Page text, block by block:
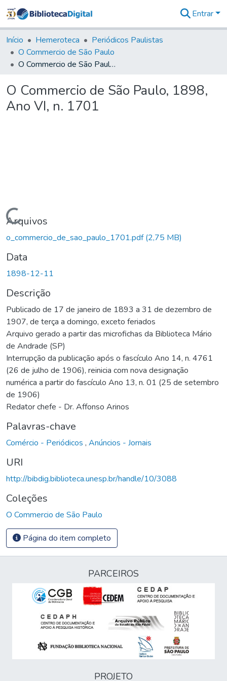
&
Coleções
Tudo na
Biblioteca
Estatísticas
Entrar
Início Hemeroteca
Periódicos Paulistas
O Commercio de São Paulo
O Commercio de São Paulo, 1898, Ano VI, n. 1701
O Commercio de São Paulo, 1898,
Ano VI, n. 1701
Carregando...
Arquivos
o_commercio_de_sao_paulo_1701.pdf(2,75 MB)
Data
1898-12-11
Descrição
Publicado de 17 de janeiro de 1893 a 31 de dezembro de
1907, de terça a domingo, exceto feriados
Arquivo gerado a partir das microfichas da Biblioteca Mário
de Andrade (SP)
Interrupção da publicação após o fascículo Ano 14, n. 4761
(26 de julho de 1906), reinicia com nova designação
numérica a partir do fascículo Ano 13, n. 01 (25 de setembro
de 1906)
Redator chefe - Dr. Affonso Arinos
Palavras-chave
Comércio - Periódicos , Anúncios - Jornais
URI
http://bibdig.biblioteca.unesp.br/handle/10/3088
Coleções
O Commercio de São Paulo
Página do item completo
PARCEIROS
PROJETO